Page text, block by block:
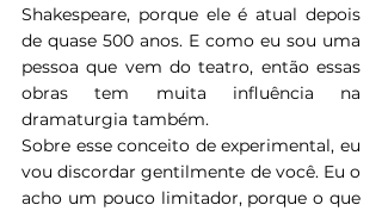
Shakespeare, porque ele é atual depois
de quase 500 anos. E como eu sou uma
pessoa que vem do teatro, então essas
obras tem muita influência na
dramaturgia também.
Sobre esse conceito de experimental, eu
vou discordar gentilmente de você. Eu o
acho um pouco limitador, porque o que